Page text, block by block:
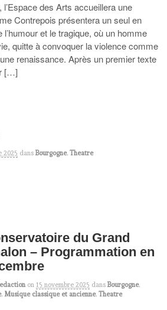
l’Espace des Arts accueillera une
Contrepois présentera un seul en
et le tragique, où un homme
quitte à convoquer la violence comme
renaissance. Après un premier texte
[…]
2025 dans Bourgogne, Theatre
du Grand
– Programmation en
on 15 novembre 2025 dans Bourgogne,
, Musique classique et ancienne, Theatre